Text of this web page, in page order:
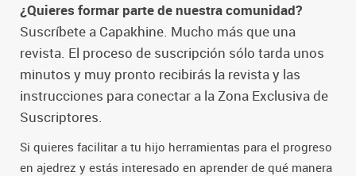
¿Quieres formar parte de nuestra comunidad?
Suscríbete a Capakhine. Mucho más que una
revista. El proceso de suscripción sólo tarda unos
minutos y muy pronto recibirás la revista y las
instrucciones para conectar a la Zona Exclusiva de
Suscriptores.
Si quieres facilitar a tu hijo herramientas para el progreso
en ajedrez y estás interesado en aprender de qué manera